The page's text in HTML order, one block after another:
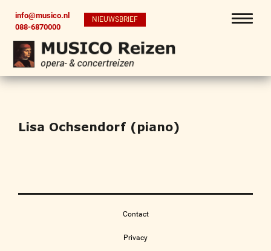
info@musico.nl
088-6870000
NIEUWSBRIEF
Lisa Ochsendorf (piano)
Contact
Privacy